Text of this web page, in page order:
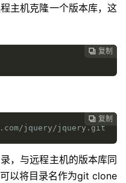
主机克隆一个版本库，这
 复制
 复制
jquery/jquery.git
，与远程主机的版本库同
以将目录名作为git clone